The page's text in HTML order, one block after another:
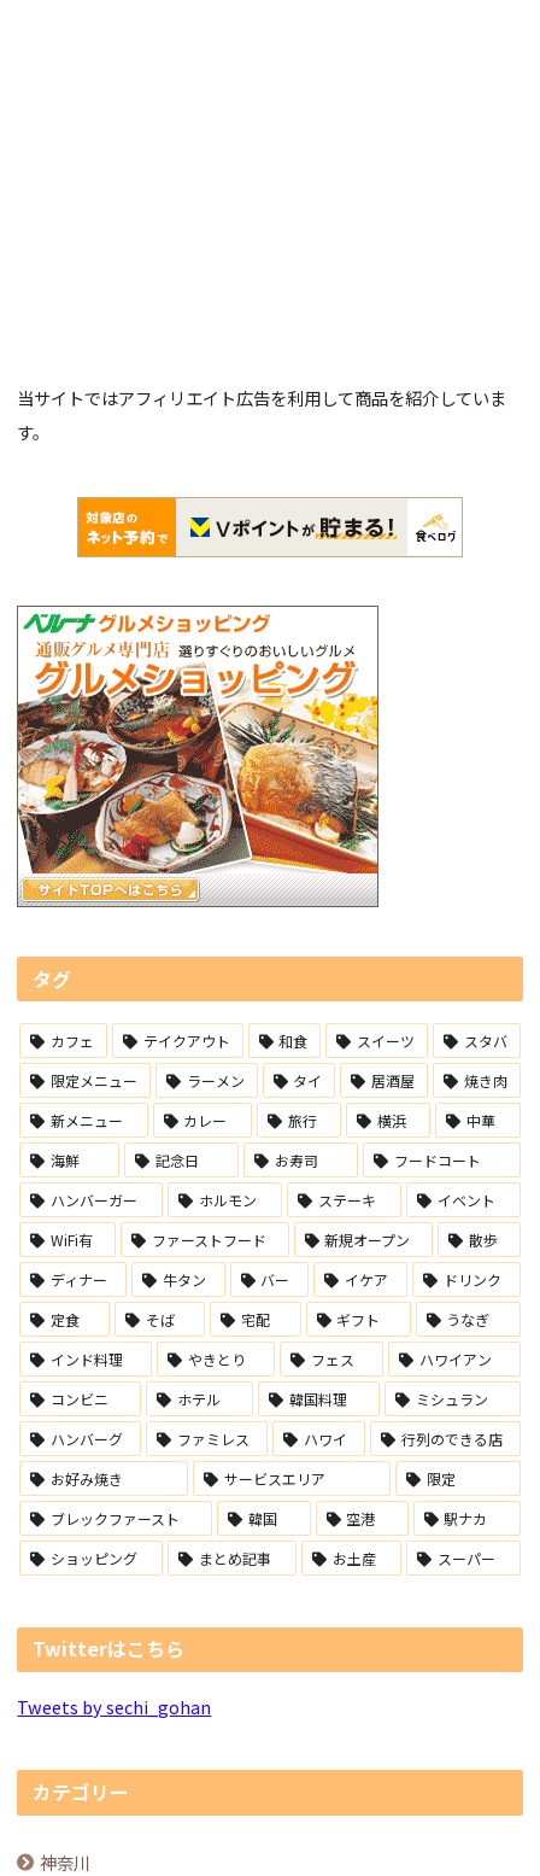
当サイトではアフィリエイト広告を利用して商品を紹介していま
す。
タグ
カフェ テイクアウト 和食 スイーツ
スタバ
限定メニュー
ラーメン タイ 居酒屋
焼き肉
新メニュー
カレー 旅行 横浜
中華
海鮮
記念日 お寿司
フードコート
ハンバーガー
ホルモン ステーキ
イベント
WiFi有
ファーストフード 新規オープン
散歩
ディナー
牛タン バー イケア
ドリンク
定食
そば 宅配 ギフト
うなぎ
インド料理
やきとり フェス
ハワイアン
コンビニ
ホテル 韓国料理
ミシュラン
ハンバーグ
ファミレス ハワイ
行列のできる店
お好み焼き
サービスエリア
限定
ブレックファースト
韓国 空港
駅ナカ
ショッピング
まとめ記事 お土産 スーパー
Twitterはこちら
Tweets by sechi_gohan
カテゴリー
神奈川